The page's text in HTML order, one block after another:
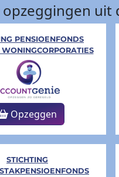
uit
PENSIOENFONDS
Opzeggen
STICHTING